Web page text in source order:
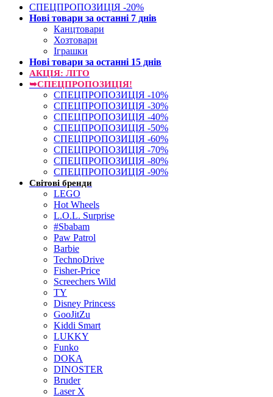
СПЕЦПРОПОЗИЦІЯ -20%
Нові товари за останнi 7 днiв
Канцтовари
Хозтовари
Іграшки
Нові товари за останнi 15 днiв
АКЦІЯ: ЛІТО
➥СПЕЦПРОПОЗИЦІЯ!
СПЕЦПРОПОЗИЦІЯ -10%
СПЕЦПРОПОЗИЦІЯ -30%
СПЕЦПРОПОЗИЦІЯ -40%
СПЕЦПРОПОЗИЦІЯ -50%
СПЕЦПРОПОЗИЦІЯ -60%
СПЕЦПРОПОЗИЦІЯ -70%
СПЕЦПРОПОЗИЦІЯ -80%
СПЕЦПРОПОЗИЦІЯ -90%
Світові бренди
LEGO
Hot Wheels
L.O.L. Surprise
#Sbabam
Paw Patrol
Barbie
TechnoDrive
Fisher-Price
Screechers Wild
TY
Disney Princess
GooJitZu
Kiddi Smart
LUKKY
Funko
DOKA
DINOSTER
Bruder
Laser X